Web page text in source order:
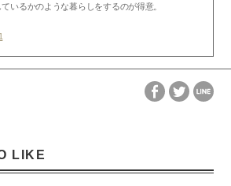
いるかのような暮らしをするのが得意。
LIKE